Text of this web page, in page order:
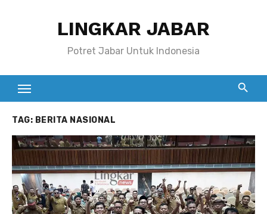
LINGKAR JABAR
Potret Jabar Untuk Indonesia
TAG: BERITA NASIONAL